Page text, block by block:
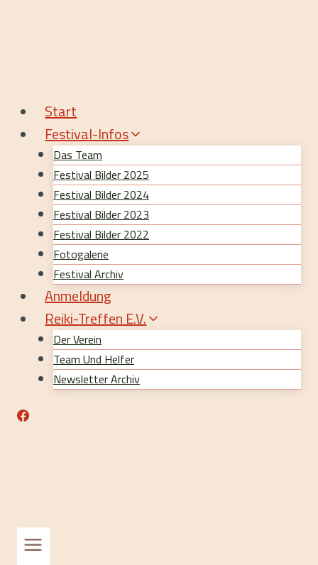
Start
Festival-Infos
Das Team
Festival Bilder 2025
Festival Bilder 2024
Festival Bilder 2023
Festival Bilder 2022
Fotogalerie
Festival Archiv
Anmeldung
Reiki-Treffen E.V.
Der Verein
Team Und Helfer
Newsletter Archiv